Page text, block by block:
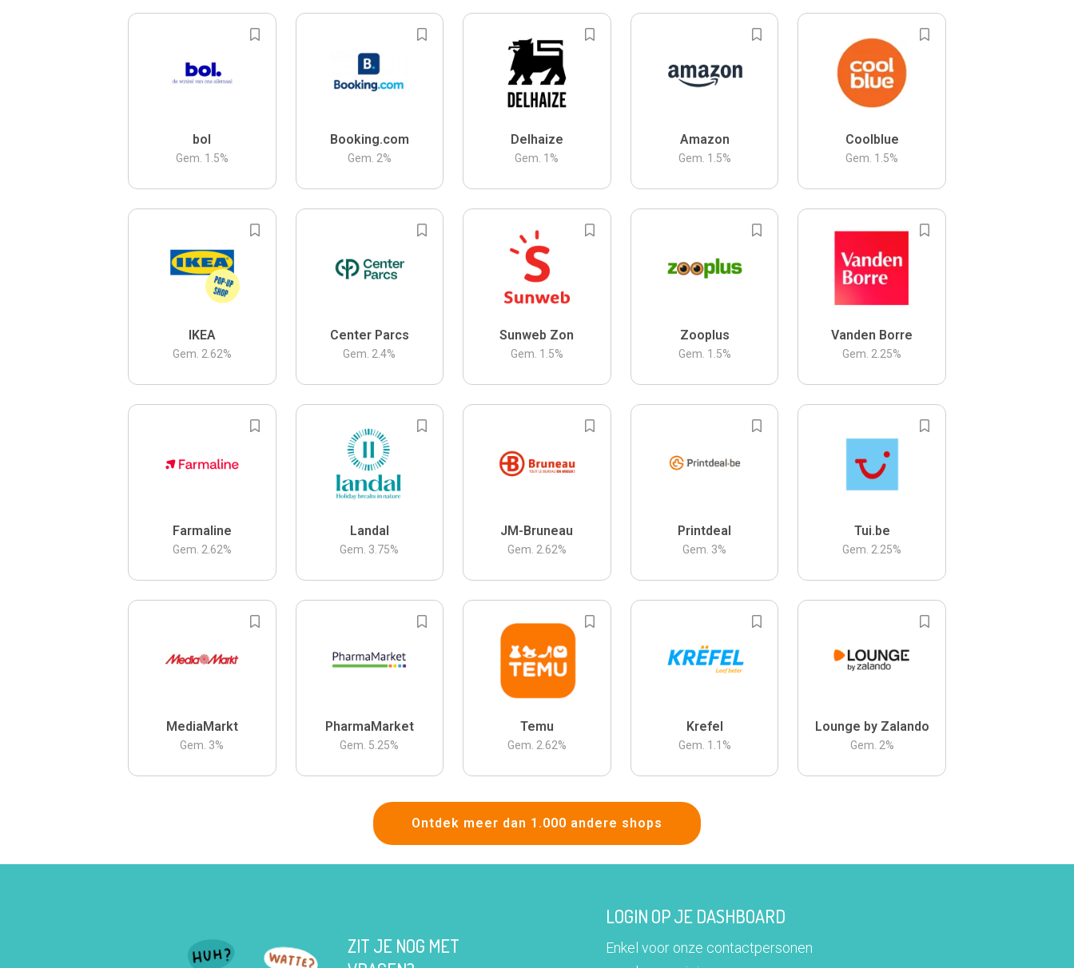
bol
Gem. 1.5%
Booking.com
Gem. 2%
Delhaize
Gem. 1 %
Amazon
Gem. 1.5%
Coolblue
Gem. 1.5%
IKEA
Gem. 2.62%
Center Parcs
Gem. 2.4%
Sunweb Zon
Gem. 1.5%
Zooplus
Gem. 1.5%
Vanden Borre
Gem. 2.25%
Farmaline
Gem. 2.62%
Landal
Gem. 3.75%
JM-Bruneau
Gem. 2.62%
Printdeal
Gem. 3%
Tui.be
Gem. 2.25%
MediaMarkt
Gem. 3%
PharmaMarket
Gem. 5.25%
Temu
Gem. 2.62%
Krefel
Gem. 1.1 %
Lounge by Zalando
Gem. 2%
Ontdek meer dan 1.000 andere shops
ZIT JE NOG MET
LOGIN OP JE DASHBOARD
Enkel voor onze contactpersonen